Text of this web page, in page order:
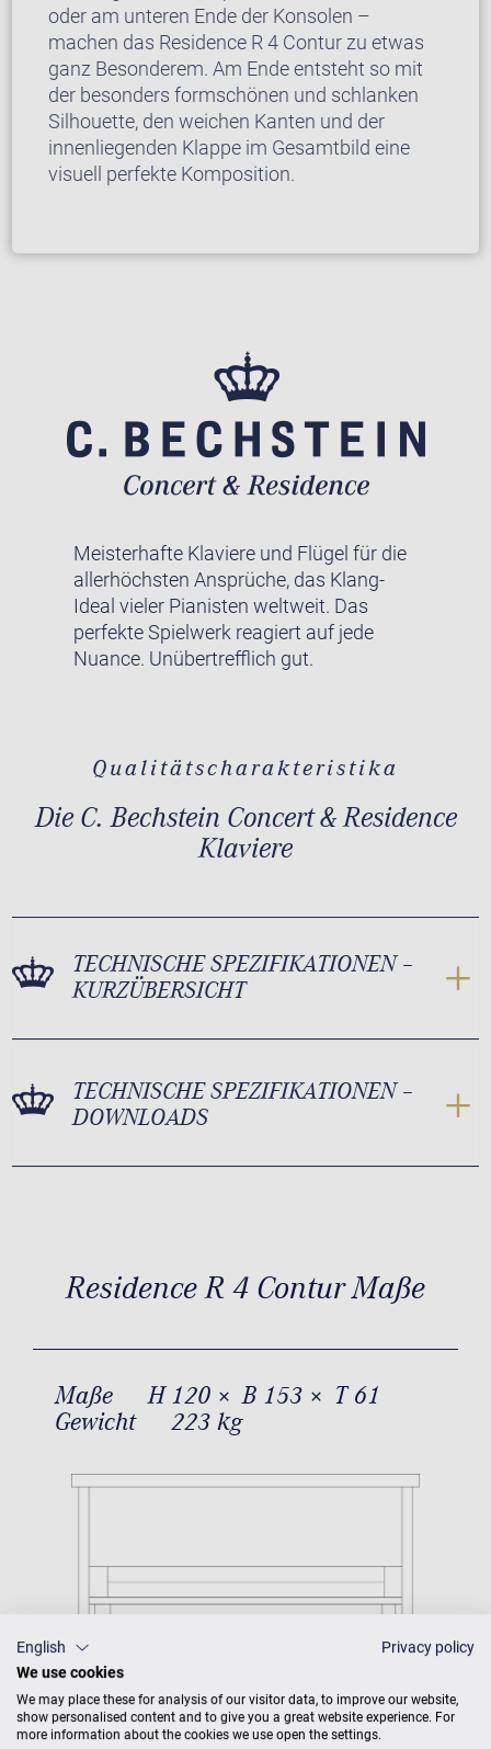
oder am unteren Ende der Konsolen –
machen das Residence R 4 Contur zu etwas
ganz Besonderem. Am Ende entsteht so mit
der besonders formschönen und schlanken
Silhouette, den weichen Kanten und der
innenliegenden Klappe im Gesamtbild eine
visuell perfekte Komposition.
Meisterhafte Klaviere und Flügel für die
allerhöchsten Ansprüche, das Klang-
Ideal vieler Pianisten weltweit. Das
perfekte Spielwerk reagiert auf jede
Nuance. Unübertrefflich gut.
Qualitätscharakteristika
Die C. Bechstein Concert & Residence
Klaviere
TECHNISCHE SPEZIFIKATIONEN –
KURZÜBERSICHT
TECHNISCHE SPEZIFIKATIONEN –
DOWNLOADS
Residence R 4 Contur Maße
Maße
H 120 × B 153 × T 61
Gewicht
223 kg
English
Privacy policy
We use cookies
We may place these for analysis of our visitor data, to improve our website,
show personalised content and to give you a great website experience. For
more information about the cookies we use open the settings.